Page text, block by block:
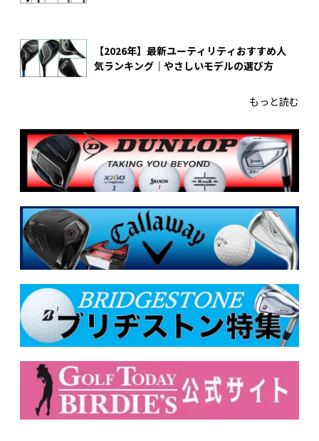
【2026年】最新ユーティリティおすすめ人
気ランキング｜やさしいモデルの選び方
もっと読む